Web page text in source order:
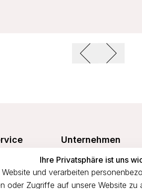
Ihre Privatsphäre ist uns
und verarbeiten
oder Zugriffe auf unsere Website
Unternehmen
Über uns
Impressum